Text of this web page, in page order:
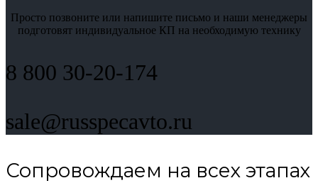
Просто позвоните или напишите письмо и наши менеджеры
подготовят индивидуальное КП на необходимую технику
8 800 30-20-174
sale@russpecavto.ru
Сопровождаем на всех этапах